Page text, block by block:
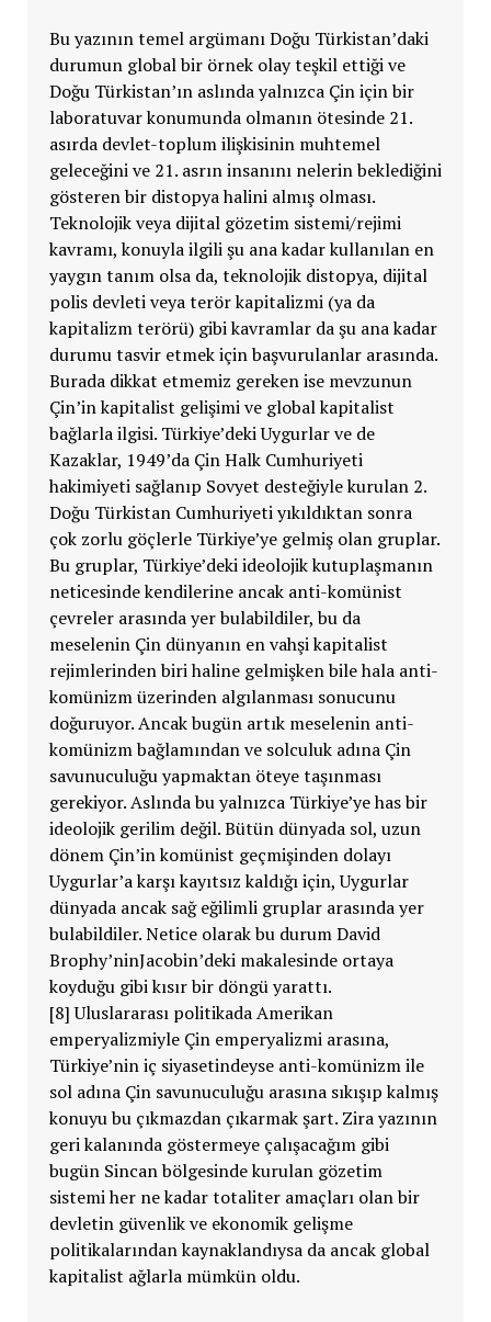
Bu yazının temel argümanı Doğu Türkistan’daki
durumun global bir örnek olay teşkil ettiği ve
Doğu Türkistan’ın aslında yalnızca Çin için bir
laboratuvar konumunda olmanın ötesinde 21.
asırda devlet-toplum ilişkisinin muhtemel
geleceğini ve 21. asrın insanını nelerin beklediğini
gösteren bir distopya halini almış olması.
Teknolojik veya dijital gözetim sistemi/rejimi
kavramı, konuyla ilgili şu ana kadar kullanılan en
yaygın tanım olsa da, teknolojik distopya, dijital
polis devleti veya terör kapitalizmi (ya da
kapitalizm terörü) gibi kavramlar da şu ana kadar
durumu tasvir etmek için başvurulanlar arasında.
Burada dikkat etmemiz gereken ise mevzunun
Çin’in kapitalist gelişimi ve global kapitalist
bağlarla ilgisi. Türkiye’deki Uygurlar ve de
Kazaklar, 1949’da Çin Halk Cumhuriyeti
hakimiyeti sağlanıp Sovyet desteğiyle kurulan 2.
Doğu Türkistan Cumhuriyeti yıkıldıktan sonra
çok zorlu göçlerle Türkiye’ye gelmiş olan gruplar.
Bu gruplar, Türkiye’deki ideolojik kutuplaşmanın
neticesinde kendilerine ancak anti-komünist
çevreler arasında yer bulabildiler, bu da
meselenin Çin dünyanın en vahşi kapitalist
rejimlerinden biri haline gelmişken bile hala anti-
komünizm üzerinden algılanması sonucunu
doğuruyor. Ancak bugün artık meselenin anti-
komünizm bağlamından ve solculuk adına Çin
savunuculuğu yapmaktan öteye taşınması
gerekiyor. Aslında bu yalnızca Türkiye’ye has bir
ideolojik gerilim değil. Bütün dünyada sol, uzun
dönem Çin’in komünist geçmişinden dolayı
Uygurlar’a karşı kayıtsız kaldığı için, Uygurlar
dünyada ancak sağ eğilimli gruplar arasında yer
bulabildiler. Netice olarak bu durum David
Brophy’ninJacobin’deki makalesinde ortaya
koyduğu gibi kısır bir döngü yarattı.
[8] Uluslararası politikada Amerikan
emperyalizmiyle Çin emperyalizmi arasına,
Türkiye’nin iç siyasetindeyse anti-komünizm ile
sol adına Çin savunuculuğu arasına sıkışıp kalmış
konuyu bu çıkmazdan çıkarmak şart. Zira yazının
geri kalanında göstermeye çalışacağım gibi
bugün Sincan bölgesinde kurulan gözetim
sistemi her ne kadar totaliter amaçları olan bir
devletin güvenlik ve ekonomik gelişme
politikalarından kaynaklandıysa da ancak global
kapitalist ağlarla mümkün oldu.